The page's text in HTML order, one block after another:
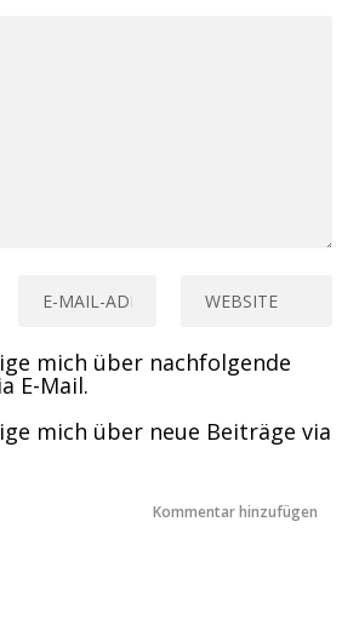
mich über nachfolgende
E-Mail.
mich über neue Beiträge via